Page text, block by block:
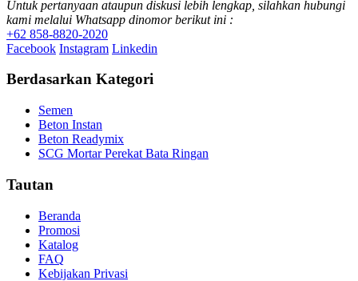
Untuk pertanyaan ataupun diskusi lebih lengkap, silahkan hubungi
kami melalui Whatsapp dinomor berikut ini :
+62 858-8820-2020
Facebook Instagram Linkedin
Berdasarkan Kategori
Semen
Beton Instan
Beton Readymix
SCG Mortar Perekat Bata Ringan
Tautan
Beranda
Promosi
Katalog
FAQ
Kebijakan Privasi